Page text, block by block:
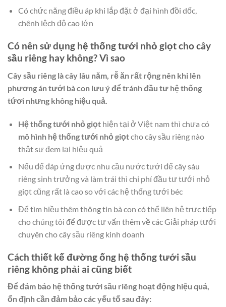
Có chức năng điều áp khi lắp đặt ở đại hình đồi dốc,
chênh lệch độ cao lớn
Có nên sử dụng hệ thống tưới nhỏ giọt cho cây
sầu riêng hay không? Vì sao
Cây sầu riêng là cây lâu năm, rễ ăn rất rộng nên khi lên
phương án tưới bà con lưu ý để tránh đầu tư hệ thống
tứơi nhưng không hiệu quả.
Hệ thống tưới nhỏ giọthiện tại ở Việt nam thì chưa có
mô hình hệ thống tưới nhỏ giọtcho cây sầu riêng nào
thật sự đem lại hiệu quả
Nếu để đáp ứng được nhu cầu nước tưới để cây sàu
riêng sinh trưởng và làm trái thì chi phí đầu tư tưới nhỏ
giọt cũng rất là cao so với các hệ thống tưới béc
Để tìm hiều thêm thông tin bà con có thể liên hệ trực tiếp
cho chúng tôi để được tư vấn thêm về các Giải pháp tưới
chuyên cho cây sầu riêng kinh doanh
Cách thiết kế đường ống hệ thống tưới sầu
riêng không phải ai cũng biết
Để đảm bảo hệ thống tưới sầu riêng hoạt động hiệu quả,
ổn định cần đảm bảo các yếu tố sau đây: